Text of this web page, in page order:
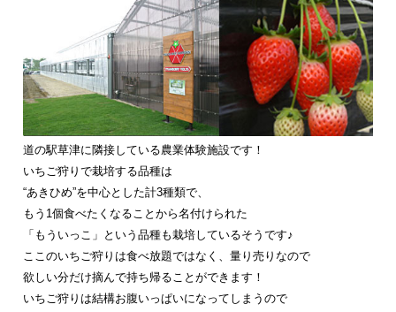
道の駅草津に隣接している農業体験施設です！
いちご狩りで栽培する品種は
“あきひめ”を中心とした計3種類で、
もう1個食べたくなることから名付けられた
「もういっこ」という品種も栽培しているそうです♪
ここのいちご狩りは食べ放題ではなく、量り売りなので
欲しい分だけ摘んで持ち帰ることができます！
いちご狩りは結構お腹いっぱいになってしまうので